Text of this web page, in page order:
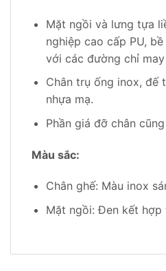
Mặt ngồi và lưng tựa
nghiệp cao cấp PU,
với các đường chỉ
Chân trụ ống inox, đế
nhựa mạ.
Phần giá đỡ chân
Màu sắc:
Chân ghế: Màu inox
Mặt ngồi: Đen kết hợp